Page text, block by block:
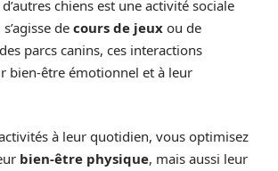
chiens est une activité sociale
de cours de jeux ou de
parcs canins, ces interactions
bien-être émotionnel et à leur
à leur quotidien, vous optimisez
bien-être physique, mais aussi leur